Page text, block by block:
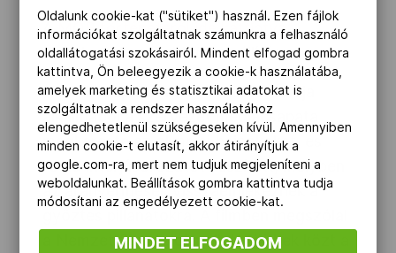
AMOB történetéről ide kattintva
olvasható hosszabb összeállítás.
A MOB alapításának 130. évfordulója
alkalmából a szervezet médiacsapata
megkereste az olimpiai bajnokokat, és
rövid interjúsorozatot készített, melyben
az aranyérmesek visszaemlékeznek a
a Nemzet Sportolói mellett többek közt a
Oldalunk cookie-kat ("sütiket") használ. Ezen fájlok
információkat szolgáltatnak számunkra a felhasználó
oldallátogatási szokásairól. Mindent elfogad gombra
kattintva, Ön beleegyezik a cookie-k használatába,
amelyek marketing és statisztikai adatokat is
szolgáltatnak a rendszer használatához
elengedhetetlenül szükségeseken kívül. Amennyiben
minden cookie-t elutasít, akkor átirányítjuk a
google.com-ra, mert nem tudjuk megjeleníteni a
weboldalunkat. Beállítások gombra kattintva tudja
módosítani az engedélyezett cookie-kat.
MINDET ELFOGADOM